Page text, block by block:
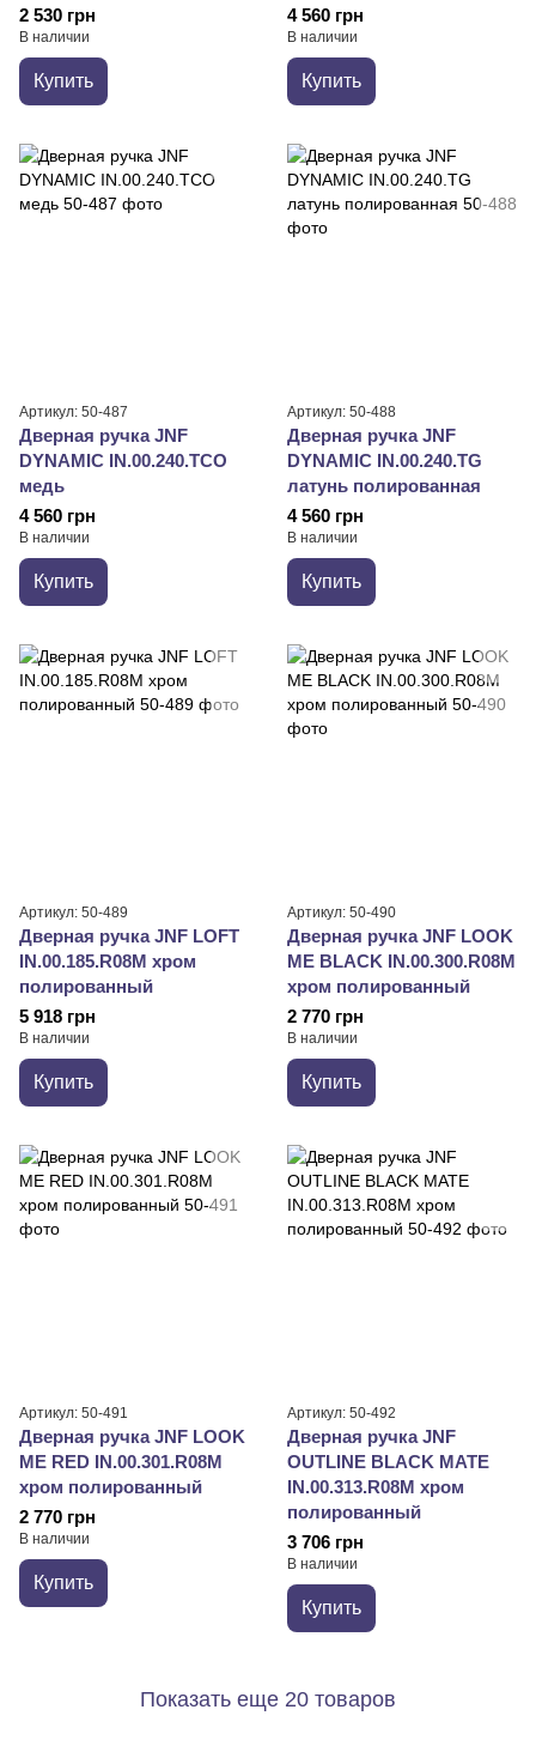
2 530 грн
В наличии
Купить
4 560 грн
В наличии
Купить
Артикул: 50-487
Дверная ручка JNF
DYNAMIC IN.00.240.TCO
медь
4 560 грн
В наличии
Купить
Артикул: 50-488
Дверная ручка JNF
DYNAMIC IN.00.240.TG
латунь полированная
4 560 грн
В наличии
Купить
Артикул: 50-489
Дверная ручка JNF LOFT
IN.00.185.R08M хром
полированный
5 918 грн
В наличии
Купить
Артикул: 50-490
Дверная ручка JNF LOOK
ME BLACK IN.00.300.R08M
хром полированный
2 770 грн
В наличии
Купить
Артикул: 50-491
Дверная ручка JNF LOOK
ME RED IN.00.301.R08M
хром полированный
2 770 грн
В наличии
Купить
Артикул: 50-492
Дверная ручка JNF
OUTLINE BLACK MATE
IN.00.313.R08M хром
полированный
3 706 грн
В наличии
Купить
Показать еще 20 товаров